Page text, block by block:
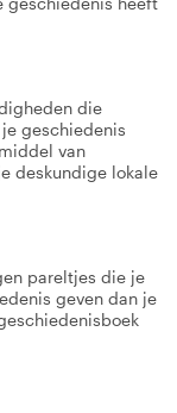
die
geschiedenis
van
deskundige lokale
pareltjes die je
geven dan je